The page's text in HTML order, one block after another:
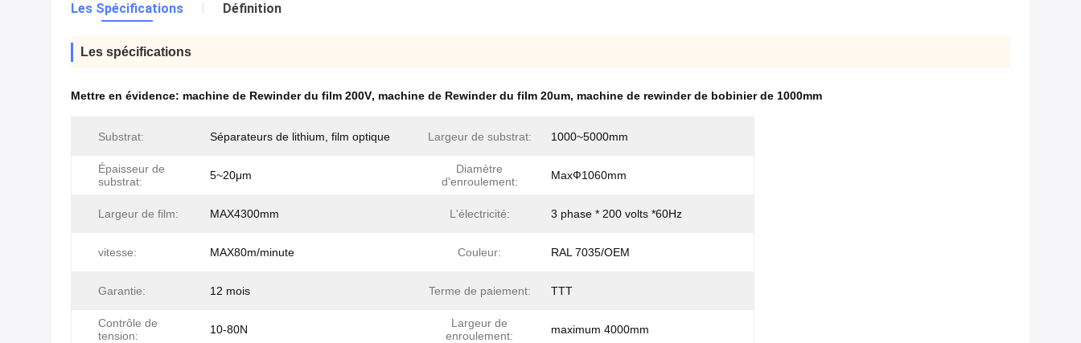
Les Spécifications Définition
Les spécifications
Mettre en évidence: machine de Rewinder du film 200V, machine de Rewinder du film 20um, machine de rewinder de bobinier de 1000mm
Substrat: Séparateurs de lithium, film optique Largeur de substrat: 1000~5000mm
Épaisseur de
substrat:
5~20μm
Diamètre
d'enroulement:
MaxФ1060mm
Largeur de film: MAX4300mm L'électricité: 3 phase * 200 volts *60Hz
vitesse: MAX80m/minute Couleur: RAL 7035/OEM
Garantie: 12 mois Terme de paiement: TTT
Contrôle de
tension:
10-80N
Largeur de
enroulement:
maximum 4000mm